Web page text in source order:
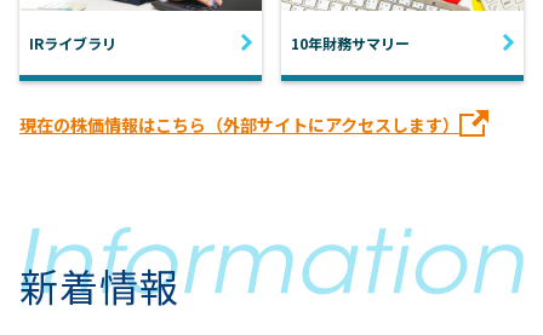
IRライブラリ 10年財務サマリー
現在の株価情報はこちら（外部サイトにアクセスします）
新着情報